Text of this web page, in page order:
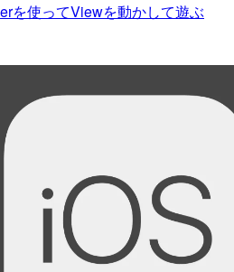
を使ってViewを動かして遊ぶ